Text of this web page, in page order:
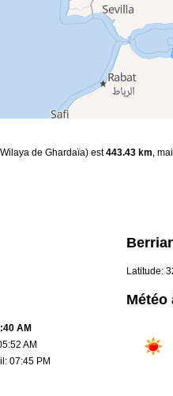
de Ghardaïa) est443.43 km,
AM
AM
07:45 PM
Latitude:
Météo